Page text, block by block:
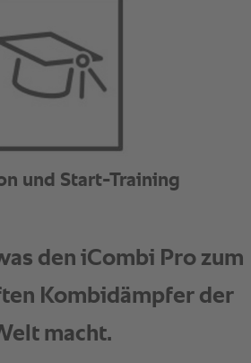
und Start-Training